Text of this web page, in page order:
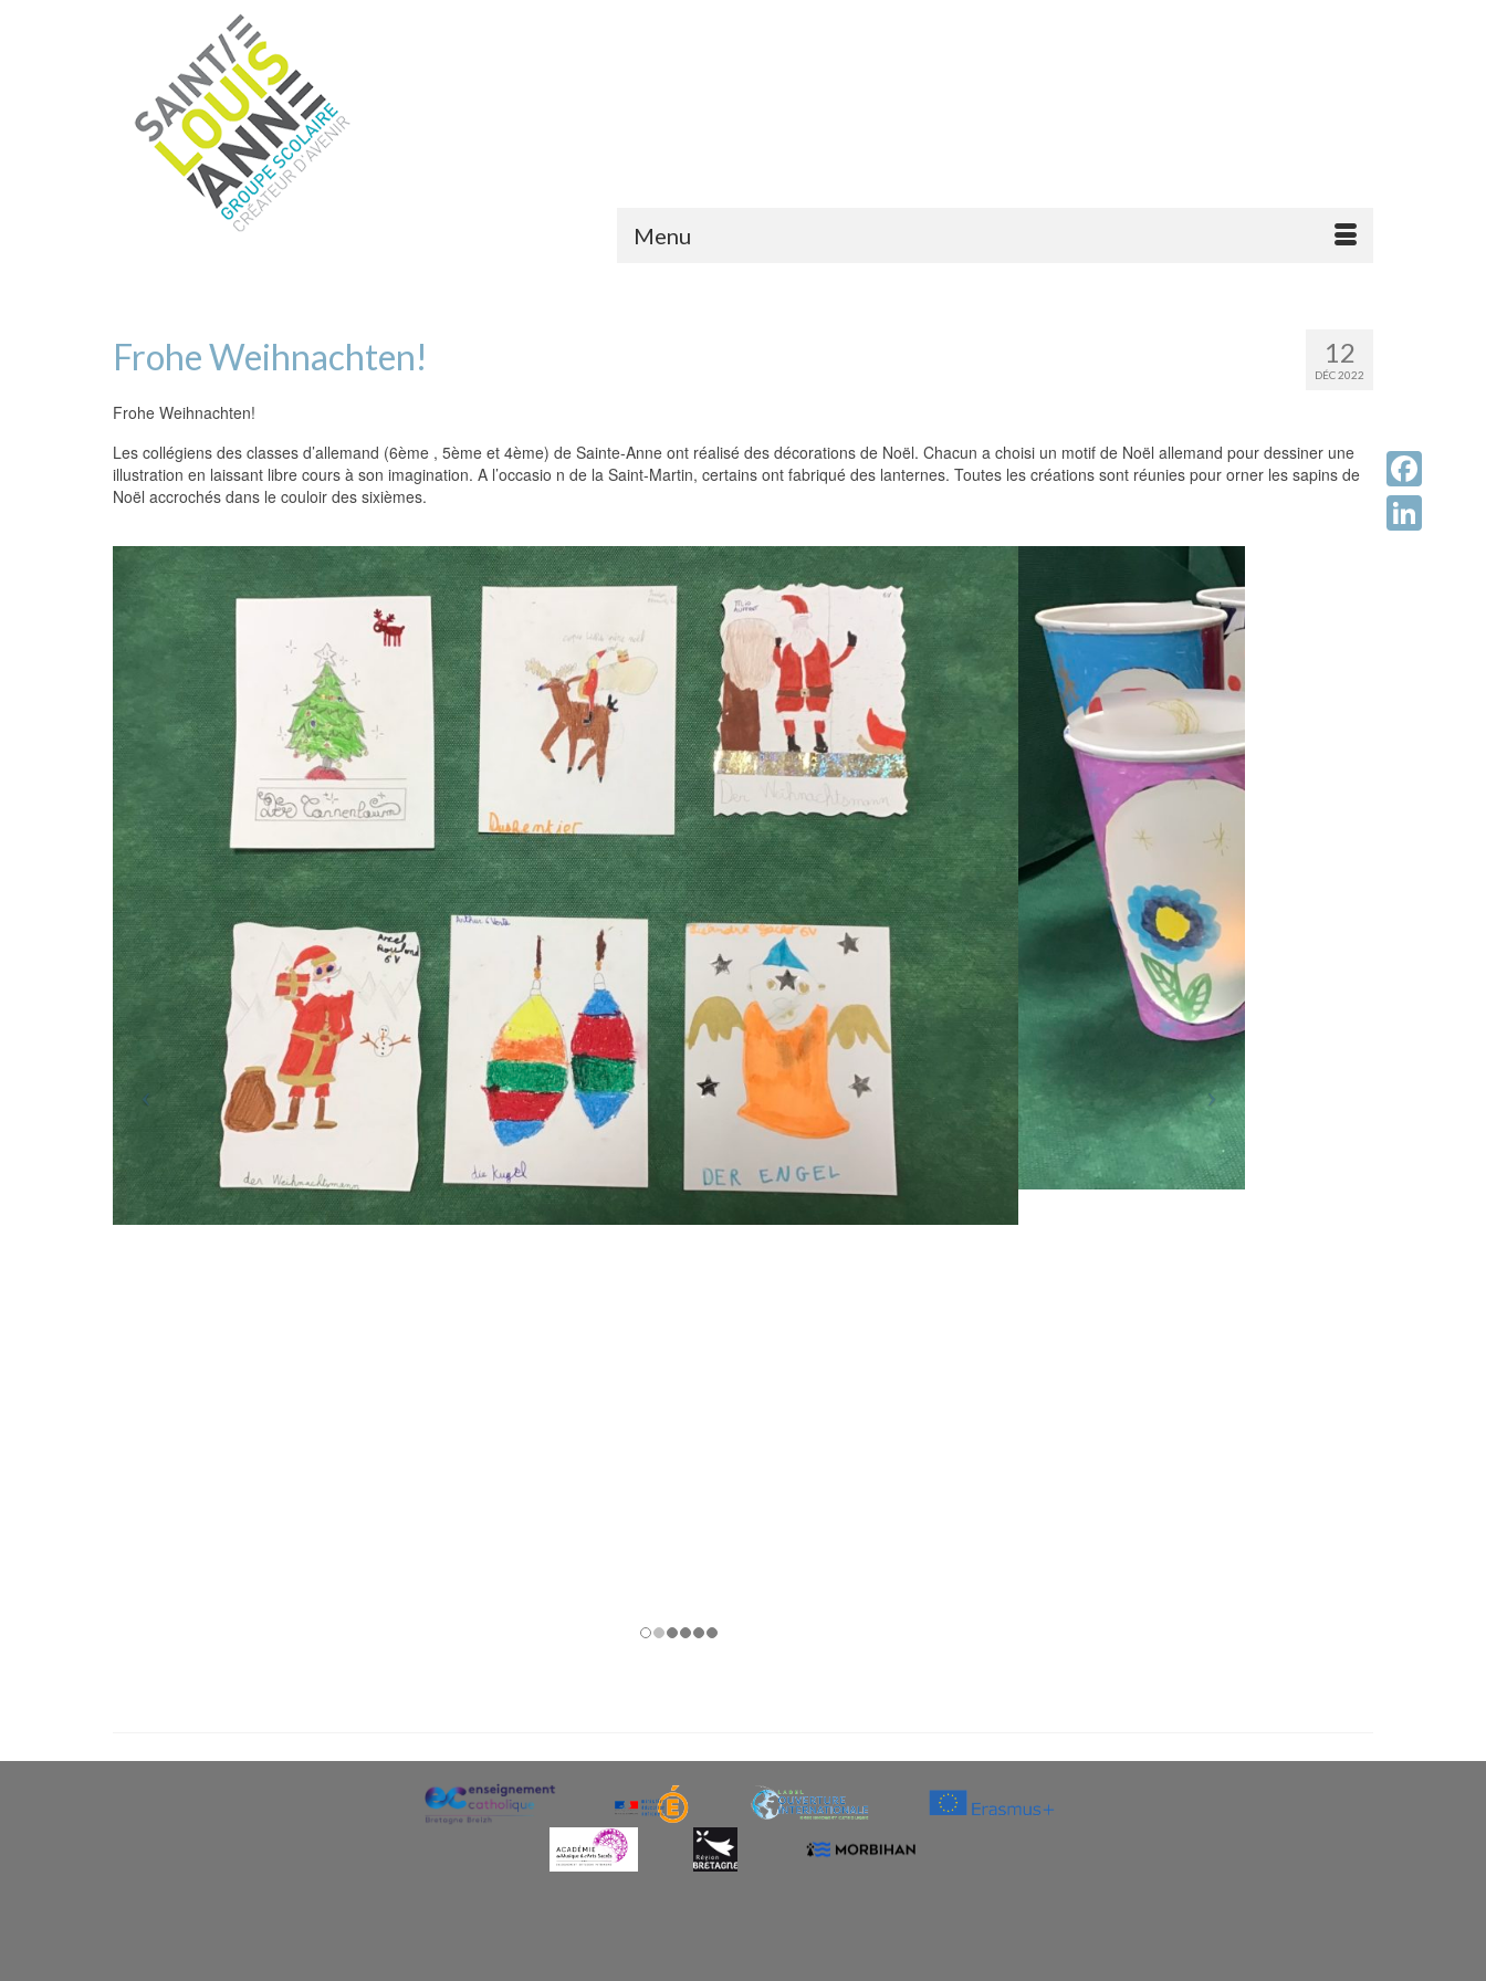
Menu
12
DÉC 2022
Frohe Weihnachten!
Frohe Weihnachten!
Les collégiens des classes d’allemand (6ème , 5ème et 4ème) de Sainte-Anne ont réalisé des décorations de Noël. Chacun a choisi un motif de Noël allemand pour dessiner une
illustration en laissant libre cours à son imagination. A l’occasio n de la Saint-Martin, certains ont fabriqué des lanternes. Toutes les créations sont réunies pour orner les sapins de
Noël accrochés dans le couloir des sixièmes.
Facebook